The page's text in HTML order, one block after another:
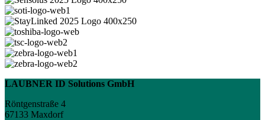
LAUBNER ID Solutions GmbH
Röntgenstraße 4
67133 Maxdorf